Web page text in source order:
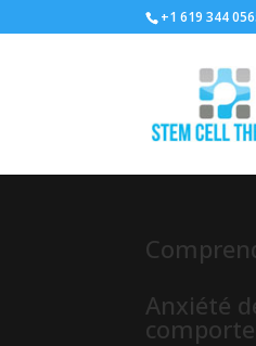
+1 619 344
Anxiété